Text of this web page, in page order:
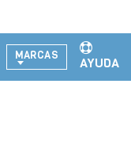
MARCAS AYUDA